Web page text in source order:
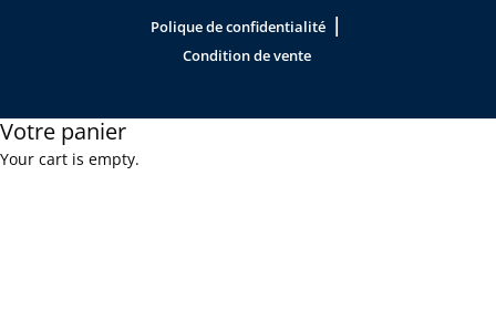
Polique de confidentialité |
Condition de vente
Votre panier
Your cart is empty.